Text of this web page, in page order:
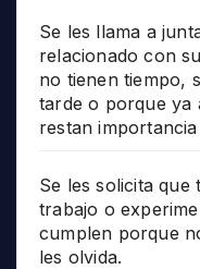
Se les llama a
relacionado con
no tienen tiempo,
tarde o porque ya
restan
Se les solicita que
trabajo o
cumplen porque
les olvida.